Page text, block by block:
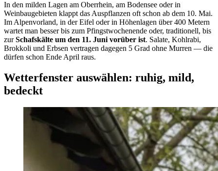
In den milden Lagen am Oberrhein, am Bodensee oder in
Weinbaugebieten klappt das Auspflanzen oft schon ab dem 10. Mai.
Im Alpenvorland, in der Eifel oder in Höhenlagen über 400 Metern
wartet man besser bis zum Pfingstwochenende oder, traditionell, bis
zurSchafskälte um den 11. Juni vorüber ist. Salate, Kohlrabi,
Brokkoli und Erbsen vertragen dagegen 5 Grad ohne Murren — die
dürfen schon Ende April raus.
Wetterfenster auswählen: ruhig, mild,
bedeckt